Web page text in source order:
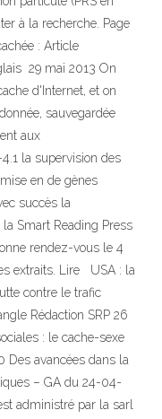
à la recherche. Page
: Article
29 mai 2013 On
d'Internet, et on
sauvegardée
aux
la supervision des
en de gènes
succès la
Smart Reading Press
rendez-vous le 4
extraits. Lire USA : la
contre le trafic
Rédaction SRP 26
: le cache-sexe
avancées dans la
– GA du 24-04-
administré par la sarl